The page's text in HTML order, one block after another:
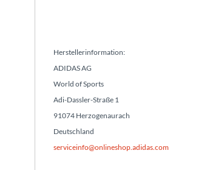
Herstellerinformation:
ADIDAS AG
World of Sports
Adi-Dassler-Straße 1
91074 Herzogenaurach
Deutschland
serviceinfo@onlineshop.adidas.com